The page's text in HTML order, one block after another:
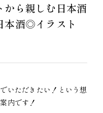
から親しむ日本酒
本酒◎イラスト
いただきたい！という想
内です！